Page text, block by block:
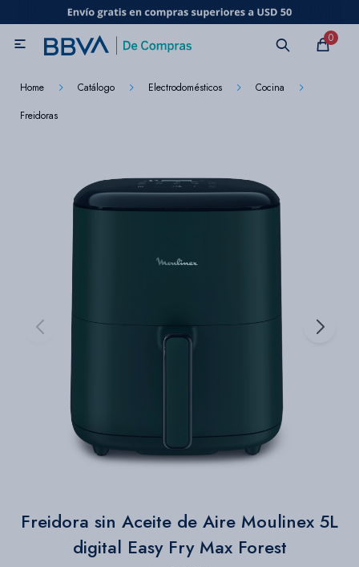
0

Home Catálogo Electrodomésticos
Cocina
Freidoras
Freidora sin Aceite de Aire Moulinex 5L
digital Easy Fry Max Forest
MI CUENTA
Electrodomésticos
Televisores
Tecnología